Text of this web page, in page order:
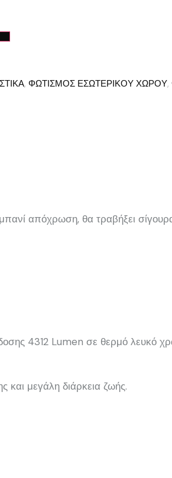
,ΦΩΤΙΣΜΟΣ ΕΣΩΤΕΡΙΚΟΥ ΧΩΡΟΥ,
απόχρωση, θα τραβήξει
4312 Lumen σε θερμό λευκό
και μεγάλη διάρκεια ζωής.